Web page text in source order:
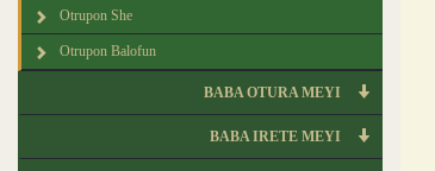
Otrupon She
Otrupon Balofun
BABA OTURA MEYI
BABA IRETE MEYI